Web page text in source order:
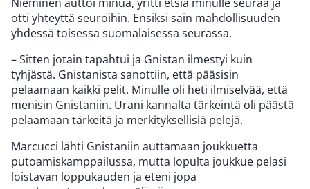
otti yhteyttä seuroihin. Ensiksi sain mahdollisuuden
yhdessä toisessa suomalaisessa seurassa.
– Sitten jotain tapahtui ja Gnistan ilmestyi kuin
tyhjästä. Gnistanista sanottiin, että pääsisin
pelaamaan kaikki pelit. Minulle oli heti ilmiselvää, että
menisin Gnistaniin. Urani kannalta tärkeintä oli päästä
pelaamaan tärkeitä ja merkityksellisiä pelejä.
Marcucci lähti Gnistaniin auttamaan joukkuetta
putoamiskamppailussa, mutta lopulta joukkue pelasi
loistavan loppukauden ja eteni jopa